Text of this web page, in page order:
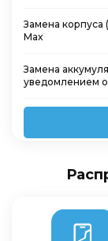
Замена корпуса
Max
Замена
уведомлением